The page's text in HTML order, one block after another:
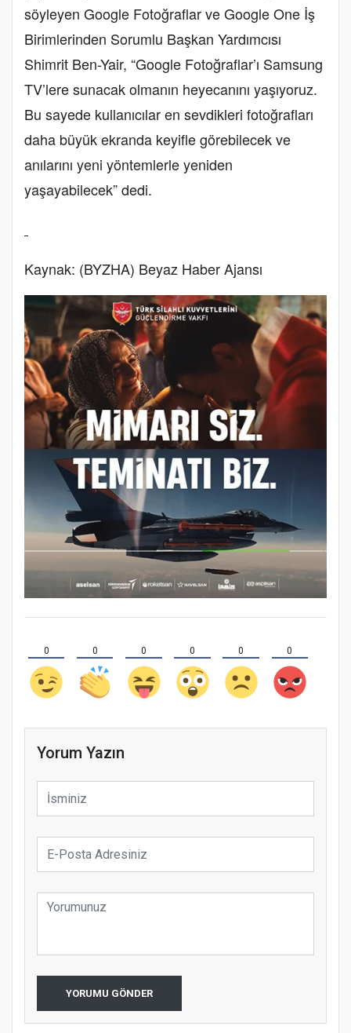
söyleyen Google Fotoğraflar ve Google One İş
Birimlerinden Sorumlu Başkan Yardımcısı
Shimrit Ben-Yair, “Google Fotoğraflar’ı Samsung
TV’lere sunacak olmanın heyecanını yaşıyoruz.
Bu sayede kullanıcılar en sevdikleri fotoğrafları
daha büyük ekranda keyifle görebilecek ve
anılarını yeni yöntemlerle yeniden
yaşayabilecek” dedi.
Kaynak: (BYZHA) Beyaz Haber Ajansı
0 0 0 0 0 0
Yorum Yazın
YORUMU GÖNDER